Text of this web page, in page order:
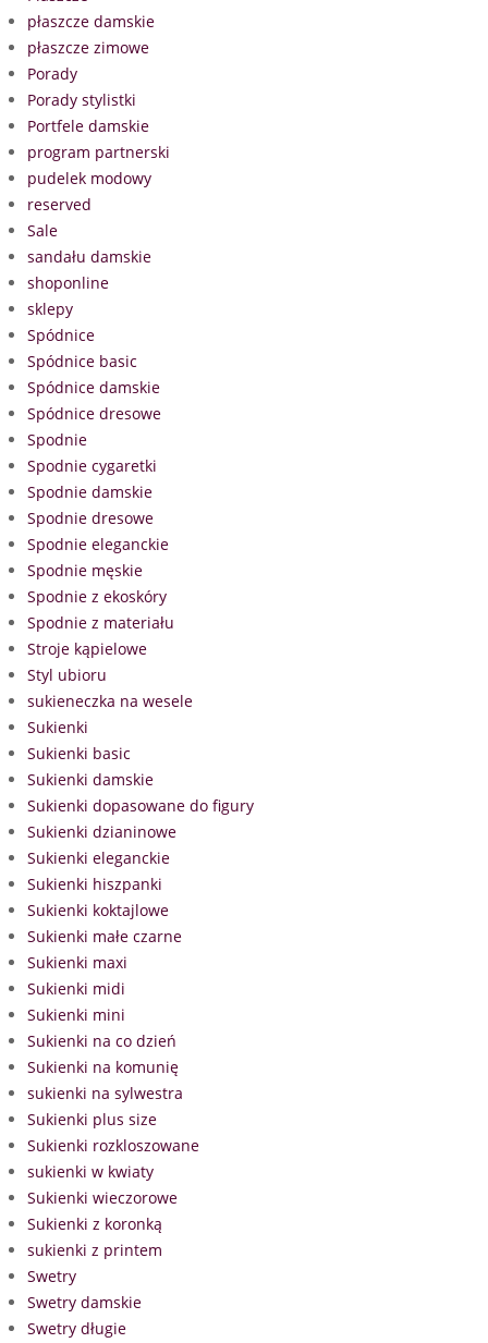
płaszcze damskie
płaszcze zimowe
Porady
Porady stylistki
Portfele damskie
program partnerski
pudelek modowy
reserved
Sale
sandału damskie
shoponline
sklepy
Spódnice
Spódnice basic
Spódnice damskie
Spódnice dresowe
Spodnie
Spodnie cygaretki
Spodnie damskie
Spodnie dresowe
Spodnie eleganckie
Spodnie męskie
Spodnie z ekoskóry
Spodnie z materiału
Stroje kąpielowe
Styl ubioru
sukieneczka na wesele
Sukienki
Sukienki basic
Sukienki damskie
Sukienki dopasowane do figury
Sukienki dzianinowe
Sukienki eleganckie
Sukienki hiszpanki
Sukienki koktajlowe
Sukienki małe czarne
Sukienki maxi
Sukienki midi
Sukienki mini
Sukienki na co dzień
Sukienki na komunię
sukienki na sylwestra
Sukienki plus size
Sukienki rozkloszowane
sukienki w kwiaty
Sukienki wieczorowe
Sukienki z koronką
sukienki z printem
Swetry
Swetry damskie
Swetry długie